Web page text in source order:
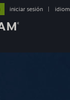
iniciar sesión